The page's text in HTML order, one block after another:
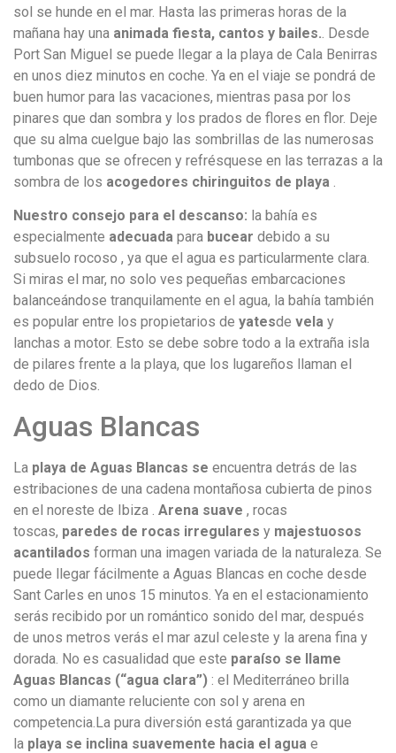
sol se hunde en el mar. Hasta las primeras horas de la
mañana hay una animada fiesta, cantos y bailes.. Desde
Port San Miguel se puede llegar a la playa de Cala Benirras
en unos diez minutos en coche. Ya en el viaje se pondrá de
buen humor para las vacaciones, mientras pasa por los
pinares que dan sombra y los prados de flores en flor. Deje
que su alma cuelgue bajo las sombrillas de las numerosas
tumbonas que se ofrecen y refrésquese en las terrazas a la
sombra de los acogedores chiringuitos de playa .
Nuestro consejo para el descanso: la bahía es
especialmente adecuada para bucear debido a su
subsuelo rocoso , ya que el agua es particularmente clara.
Si miras el mar, no solo ves pequeñas embarcaciones
balanceándose tranquilamente en el agua, la bahía también
es popular entre los propietarios de yatesde vela y
lanchas a motor. Esto se debe sobre todo a la extraña isla
de pilares frente a la playa, que los lugareños llaman el
dedo de Dios.
Aguas Blancas
La playa de Aguas Blancas se encuentra detrás de las
estribaciones de una cadena montañosa cubierta de pinos
en el noreste de Ibiza . Arena suave , rocas
toscas, paredes de rocas irregulares y majestuosos
acantilados forman una imagen variada de la naturaleza. Se
puede llegar fácilmente a Aguas Blancas en coche desde
Sant Carles en unos 15 minutos. Ya en el estacionamiento
serás recibido por un romántico sonido del mar, después
de unos metros verás el mar azul celeste y la arena fina y
dorada. No es casualidad que este paraíso se llame
Aguas Blancas (“agua clara”) : el Mediterráneo brilla
como un diamante reluciente con sol y arena en
competencia.La pura diversión está garantizada ya que
la playa se inclina suavemente hacia el agua e